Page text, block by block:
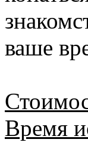
ваше
Время